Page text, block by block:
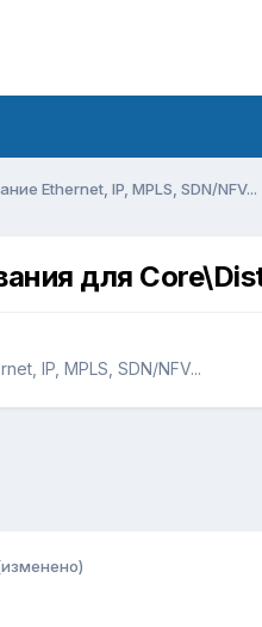
Ethernet, IP, MPLS, SDN/NFV...
для
IP, MPLS, SDN/NFV...